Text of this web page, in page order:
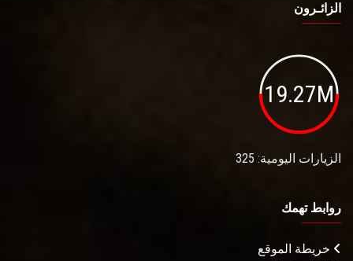
الزائـرون
19.27M
الزيارات اليومية: 325
روابط تهمك
خريطة الموقع